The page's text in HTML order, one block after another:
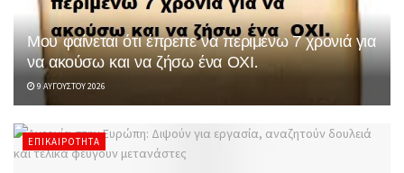
Μου φαίνεται ότι έπρεπε να περιμένω 7 χρονιά για
να ακούσω και να ζήσω ένα ΟΧΙ.
9 ΑΥΓΟΎΣΤΟΥ 2026
ΕΠΙΚΑΙΡΌΤΗΤΑ